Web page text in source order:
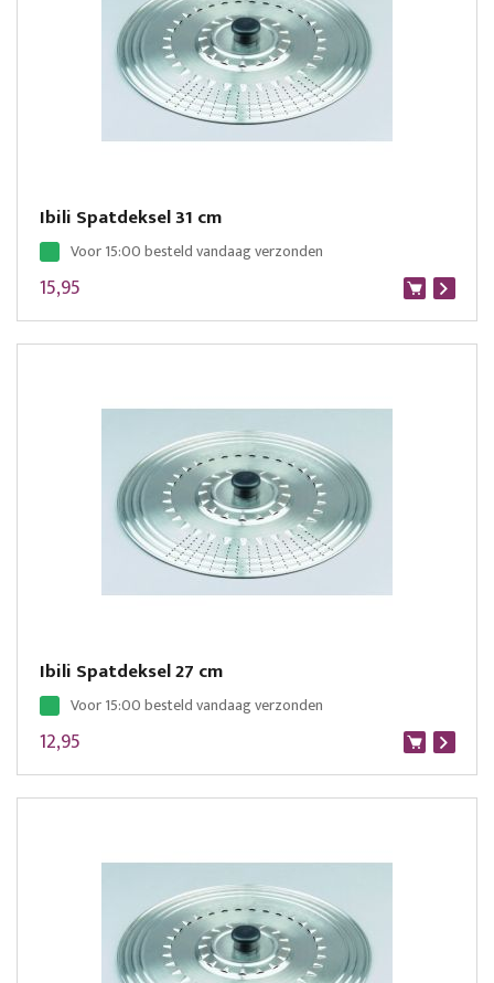
Ibili Spatdeksel 31 cm
Voor 15:00 besteld vandaag verzonden
15,95
Ibili Spatdeksel 27 cm
Voor 15:00 besteld vandaag verzonden
12,95